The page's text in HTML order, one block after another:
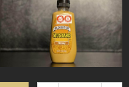
קיקומן
296